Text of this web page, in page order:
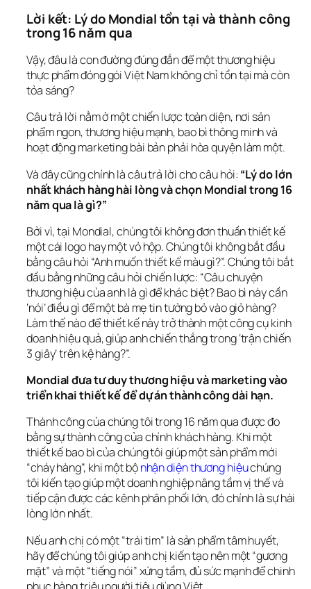
Lời kết: Lý do Mondial tồn tại và thành công
trong 16 năm qua
Vậy, đâu là con đường đúng đắn để một thương hiệu
thực phẩm đóng gói Việt Nam không chỉ tồn tại mà còn
tỏa sáng?
Câu trả lời nằm ở một chiến lược toàn diện, nơi sản
phẩm ngon, thương hiệu mạnh, bao bì thông minh và
hoạt động marketing bài bản phải hòa quyện làm một.
Và đây cũng chính là câu trả lời cho câu hỏi: “Lý do lớn
nhất khách hàng hài lòng và chọn Mondial trong 16
năm qua là gì?”
Bởi vì, tại Mondial, chúng tôi không đơn thuần thiết kế
một cái logo hay một vỏ hộp. Chúng tôi không bắt đầu
bằng câu hỏi “Anh muốn thiết kế màu gì?”. Chúng tôi bắt
đầu bằng những câu hỏi chiến lược: “Câu chuyện
thương hiệu của anh là gì để khác biệt? Bao bì này cần
‘nói’ điều gì để một bà mẹ tin tưởng bỏ vào giỏ hàng?
Làm thế nào để thiết kế này trở thành một công cụ kinh
doanh hiệu quả, giúp anh chiến thắng trong ‘trận chiến
3 giây’ trên kệ hàng?”.
Mondial đưa tư duy thương hiệu và marketing vào
triển khai thiết kế để dự án thành công dài hạn.
Thành công của chúng tôi trong 16 năm qua được đo
bằng sự thành công của chính khách hàng. Khi một
thiết kế bao bì của chúng tôi giúp một sản phẩm mới
“cháy hàng”, khi một bộ nhận diện thương hiệu chúng
tôi kiến tạo giúp một doanh nghiệp nâng tầm vị thế và
tiếp cận được các kênh phân phối lớn, đó chính là sự hài
lòng lớn nhất.
Nếu anh chị có một “trái tim” là sản phẩm tâm huyết,
hãy để chúng tôi giúp anh chị kiến tạo nên một “gương
mặt” và một “tiếng nói” xứng tầm, đủ sức mạnh để chinh
phục hàng triệu người tiêu dùng Việt.